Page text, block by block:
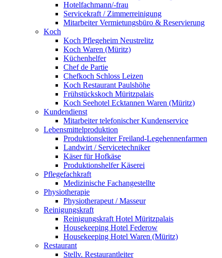
Hotelfachmann/-frau
Servicekraft / Zimmerreinigung
Mitarbeiter Vermietungsbüro & Reservierung
Koch
Koch Pflegeheim Neustrelitz
Koch Waren (Müritz)
Küchenhelfer
Chef de Partie
Chefkoch Schloss Leizen
Koch Restaurant Paulshöhe
Frühstückskoch Müritzpalais
Koch Seehotel Ecktannen Waren (Müritz)
Kundendienst
Mitarbeiter telefonischer Kundenservice
Lebensmittelproduktion
Produktionsleiter Freiland-Legehennenfarmen
Landwirt / Servicetechniker
Käser für Hofkäse
Produktionshelfer Käserei
Pflegefachkraft
Medizinische Fachangestellte
Physiotherapie
Physiotherapeut / Masseur
Reinigungskraft
Reinigungskraft Hotel Müritzpalais
Housekeeping Hotel Federow
Housekeeping Hotel Waren (Müritz)
Restaurant
Stellv. Restaurantleiter